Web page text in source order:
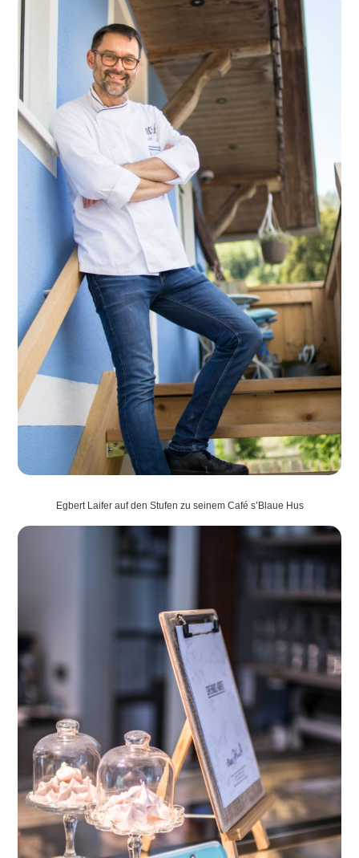
Egbert Laifer auf den Stufen zu seinem Café s’Blaue Hus